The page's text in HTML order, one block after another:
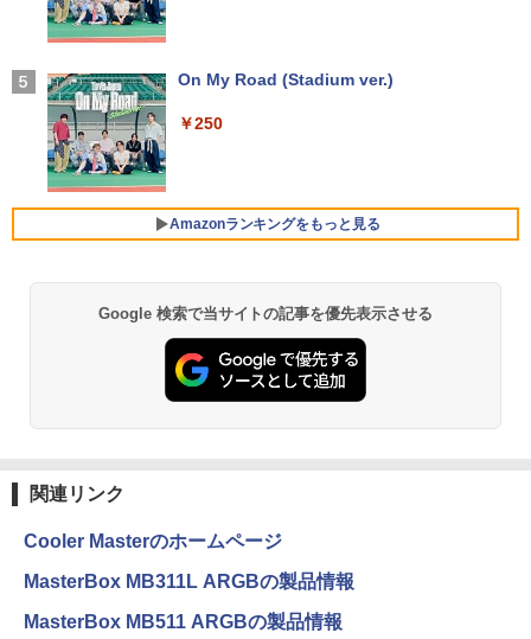
【中古】青のオーケストラ コミック 1-1
セット
セリング 自動ペアリング Type-C充電 マイク
付き 防水 タッチ式音量調整 スポーツ/通勤/通
学/WEB会議(ホワイト)
Xiaomi シャオミ REDMI Buds 8 Lite ワイヤ
レスイヤホン Bluetooth 5.4 ノイズキャンセ
￥3,480
On My Road (Stadium ver.)
￥250
Amazonランキングをもっと見る
by Amazon 天然水 ラベルレス 500ml ×24本
富士山の天然水 バナジウム含有 水 ミネラル
ウォーター ペットボトル 静岡県産 500ミリリ
ットル (Smart Basic)
￥1,380
薬屋のひとりごと 17巻 (デジタル版ビッグガ
ンガンコミックス)
￥770
￥832
ONE PIECE モノクロ版 115 (ジャンプコミッ
Google 検索で当サイトの記事を優先表示させる
関連リンク
Cooler Masterのホームページ
MasterBox MB311L ARGBの製品情報
MasterBox MB511 ARGBの製品情報